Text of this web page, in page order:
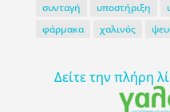
συνταγή
υποστήριξη
φάρμακα
χαλινός
Δείτε την πλήρη